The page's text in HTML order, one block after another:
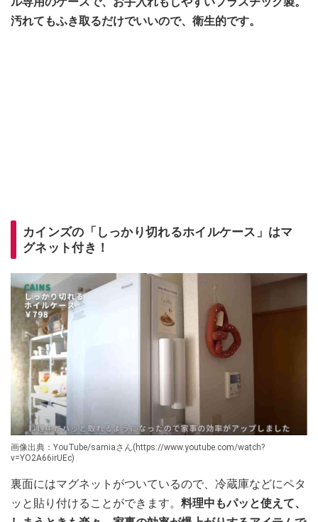
汚れてもふき取るだけでいいので、衛生的です。
カインズの「しっかり切れるホイルケース」はマ
グネット付き！
画像出典：YouTube/samiaさん(https://www.youtube.com/watch?
v=YO2A66irUEc)
裏面にはマグネットがついているので、冷蔵庫などにペタ
ッと貼り付けることができます。 料理中もパッと使えて、